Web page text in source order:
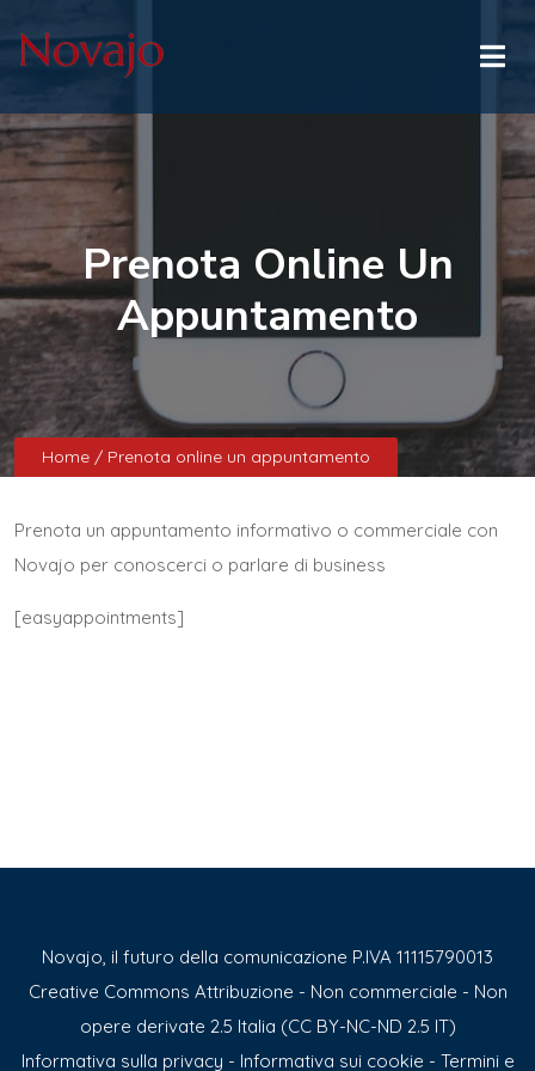
Prenota Online Un
Appuntamento
Home / Prenota online un appuntamento
Prenota un appuntamento informativo o commerciale con
Novajo per conoscerci o parlare di business
[easyappointments]
Novajo, il futuro della comunicazione P.IVA 11115790013
Creative Commons Attribuzione - Non commerciale - Non
opere derivate 2.5 Italia (CC BY-NC-ND 2.5 IT)
Informativa sulla privacy - Informativa sui cookie - Termini e